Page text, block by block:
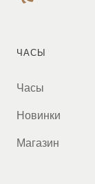
ЧАСЫ
Часы
Новинки
Магазин